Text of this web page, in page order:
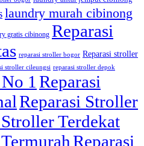
laundry murah cibinong
gratis cibinong Reparasi
reparasi stroller bogor Reparasi stroller
stroller cileungsi reparasi stroller depok
1 Reparasi
Reparasi Stroller
Terdekat
Reparasi